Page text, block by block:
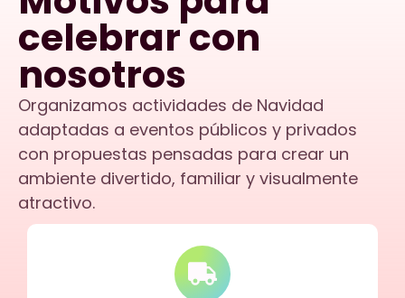
celebrar con
nosotros
Organizamos actividades de Navidad
adaptadas a eventos públicos y privados
con propuestas pensadas para crear un
ambiente divertido, familiar y visualmente
atractivo.